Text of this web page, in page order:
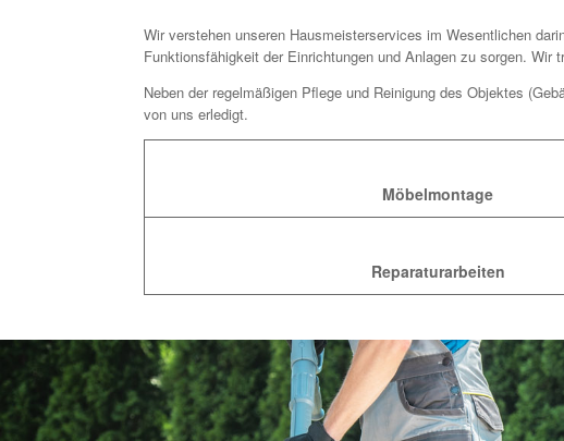
Wir verstehen unseren Hausmeisterservices im Wesentlichen
Funktionsfähigkeit der Einrichtungen und Anlagen zu sorgen. Wir
Neben der regelmäßigen Pflege und Reinigung des Objektes
von uns erledigt.
Möbelmontage
Reparaturarbeiten